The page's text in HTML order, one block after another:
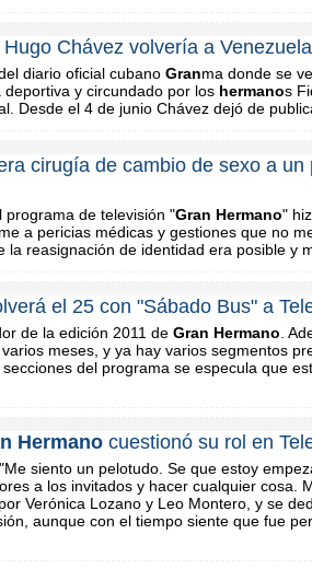
Chávez volvería a
diario oficial cubano Granma donde se
y circundado por los hermanos
Desde el 4 de junio Chávez dejó de
cirugía de cambio de sexo a
programa de televisión "Gran Hermano"
a pericias médicas y gestiones que no
la reasignación de identidad era posible y
el 25 con "Sábado Bus" a
de la edición 2011 de Gran Hermano .
meses, y ya hay varios segmentos
del programa se especula que
Hermano cuestionó su rol en
siento un pelotudo. Se que estoy
a los invitados y hacer cualquier cosa.
Verónica Lozano y Leo Montero, y se
aunque con el tiempo siente que fue